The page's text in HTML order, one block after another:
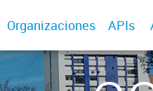
Organizaciones APIs